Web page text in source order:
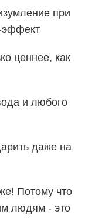
при
эффект
ценнее, как
и любого
даже на
Потому что
людям - это